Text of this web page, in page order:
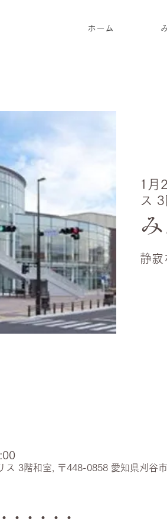
ホーム
1月
ス
ス 3階和室, 〒448-0858 愛知県刈谷
・・・・・